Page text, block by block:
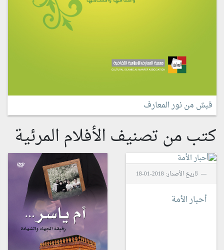
قبسٌ من نور المعارف
كتب من تصنيف الأفلام المرئية
تاريخ الأصدار: 2018-01-18
أحبار الأمة